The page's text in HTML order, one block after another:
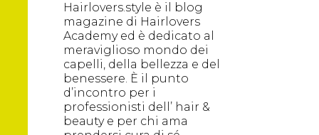
Hairlovers.style è il blog
magazine di Hairlovers
Academy ed è dedicato al
meraviglioso mondo dei
capelli, della bellezza e del
benessere. È il punto
d’incontro per i
professionisti dell’ hair &
beauty e per chi ama